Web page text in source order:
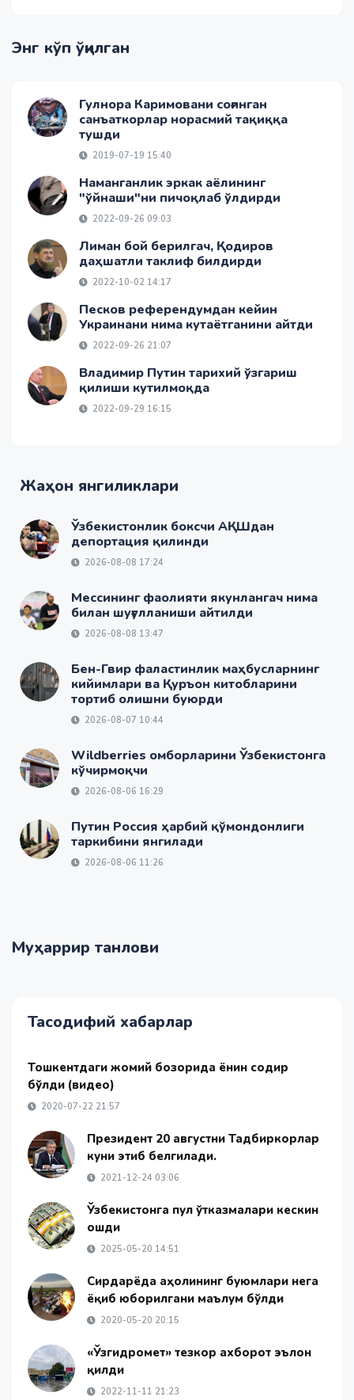
Энг кўп ўқилган
Гулнора Каримовани соғинган
санъаткорлар норасмий тақиққа
тушди
2019-07-19 15:40
Наманганлик эркак аёлининг
"ўйнаши"ни пичоқлаб ўлдирди
2022-09-26 09:03
Лиман бой берилгач, Қодиров
даҳшатли таклиф билдирди
2022-10-02 14:17
Песков референдумдан кейин
Украинани нима кутаётганини айтди
2022-09-26 21:07
Владимир Путин тарихий ўзгариш
қилиши кутилмоқда
2022-09-29 16:15
Жаҳон янгиликлари
Ўзбекистонлик боксчи АҚШдан
депортация қилинди
2026-08-08 17:24
Мессининг фаолияти якунлангач нима
билан шуғулланиши айтилди
2026-08-08 13:47
Бен-Гвир фаластинлик маҳбусларнинг
кийимлари ва Қуръон китобларини
тортиб олишни буюрди
2026-08-07 10:44
Wildberries омборларини Ўзбекистонга
кўчирмоқчи
2026-08-06 16:29
Путин Россия ҳарбий қўмондонлиги
таркибини янгилади
2026-08-06 11:26
Муҳаррир танлови
Тасодифий хабарлар
Тошкентдаги жомий бозорида ёнғин содир
бўлди (видео)
2020-07-22 21:57
Президент 20 августни Тадбиркорлар
куни этиб белгилади.
2021-12-24 03:06
Ўзбекистонга пул ўтказмалари кескин
ошди
2025-05-20 14:51
Сирдарёда аҳолининг буюмлари нега
ёқиб юборилгани маълум бўлди
2020-05-20 20:15
«Ўзгидромет» тезкор ахборот эълон
қилди
2022-11-11 21:23